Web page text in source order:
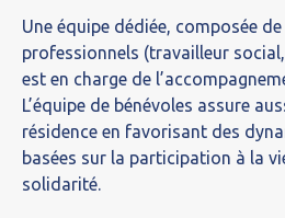
Une équipe dédiée, composée
professionnels (travailleur
est en charge de
L’équipe de bénévoles assure
résidence en favorisant des
basées sur la participation à la
solidarité.